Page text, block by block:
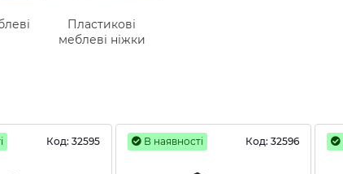
Пластикові
меблеві ніжки
Код: 32595 В наявності Код: 32596